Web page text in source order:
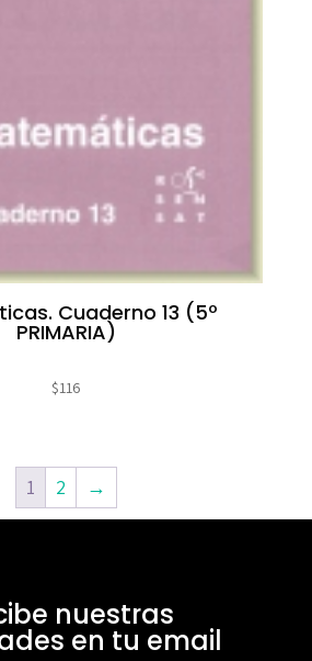
Cuaderno 13 (5º
PRIMARIA)
$116
1 2 →
nuestras
en tu email